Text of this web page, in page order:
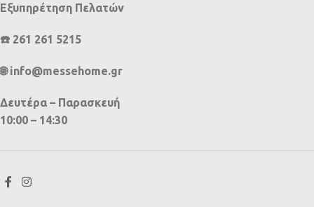
Εξυπηρέτηση Πελατών
☎️ 261 261 5215
🌐 info@messehome.gr
Δευτέρα – Παρασκευή
10:00 – 14:30